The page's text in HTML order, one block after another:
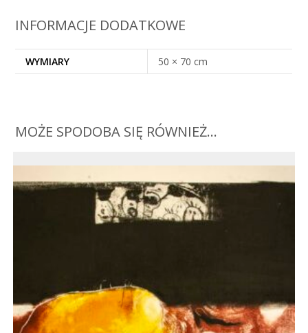
INFORMACJE DODATKOWE
WYMIARY 50 × 70 cm
MOŻE SPODOBA SIĘ RÓWNIEŻ…